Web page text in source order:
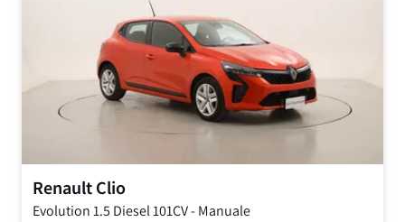
RenaultClio
Evolution1.5 Diesel 101CV-Manuale